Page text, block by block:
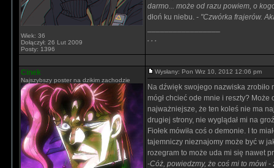
Wiek: 36
Dołączył: 26 Lut 2009
Posty: 1396
darmo... może od razu powiem, o
dłoń ku niebu. - "Czwórka frajerów.
. . .
Cinek
Najszybszy poster na dzikim zachodzie
Wysłany: Pon Wrz 10, 2012 12:06 pm
Na dźwięk swojego nazwiska zrobiło
mógł chcieć ode mnie i reszty? Może
najważniejsze, że ten koleś nie ma
drugiej strony, nie wyglądał mi na
Fiołek mówiła coś o demonie. I to
tajemniczy nieznajomy może być w
rozegram to może uda mi się nawet
-Cóż, powiedzmy, że coś mi to mówi -